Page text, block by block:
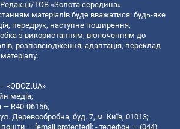
ТОВ «Золота середина»
матеріалів буде вважатися: будь-яке
передрук, наступне поширення,
з використанням, включенням до
розповсюдження, адаптація, переклад
«OBOZ.UA»
медіа;
— R40-06156;
Деревообробна, буд. 7, м. Київ, 01013;
пошти — [email protected]; - телефон — (044)